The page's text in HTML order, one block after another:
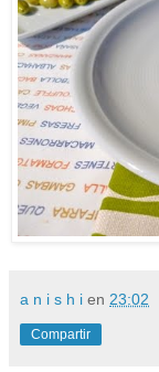
a n i s h i en 23:02
Compartir